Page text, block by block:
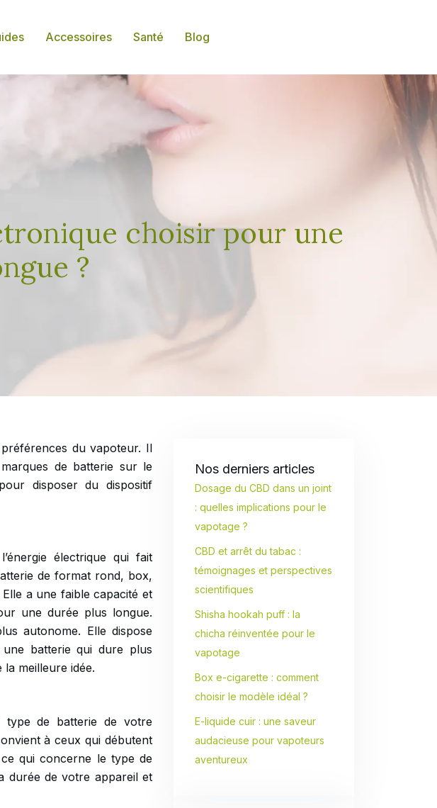
Accessoires Santé Blog
choisir pour une
?
du vapoteur. Il
de batterie sur le
disposer du dispositif
électrique qui fait
de format rond, box,
a une faible capacité et
une durée plus longue.
autonome. Elle dispose
batterie qui dure plus
la meilleure idée.
type de batterie de votre
à ceux qui débutent
qui concerne le type de
durée de votre appareil et
Nos derniers articles
Dosage du CBD dans un joint
: quelles implications pour le
vapotage ?
CBD et arrêt du tabac :
témoignages et perspectives
scientifiques
Shisha hookah puff : la
chicha réinventée pour le
vapotage
Box e-cigarette : comment
choisir le modèle idéal ?
E-liquide cuir : une saveur
audacieuse pour vapoteurs
aventureux